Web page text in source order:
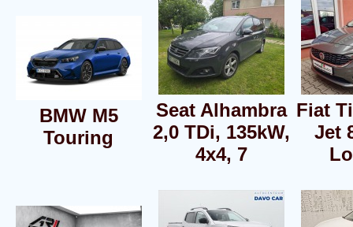
BMW M5
Touring
Seat Alhambra
2,0 TDi, 135kW,
4x4, 7
Fiat
Jet